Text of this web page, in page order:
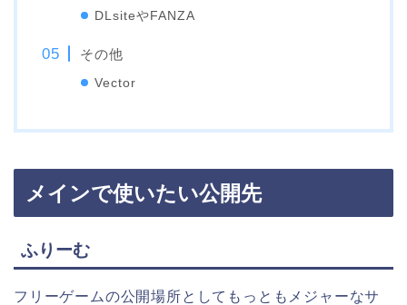
DLsiteやFANZA
その他
Vector
メインで使いたい公開先
ふりーむ
フリーゲームの公開場所としてもっともメジャーなサ